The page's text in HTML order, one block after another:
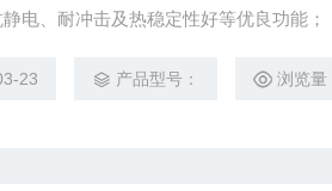
电、耐冲击及热稳定性好等优良功能
了牢靠的强度，按钮的功用能够两单元
23 产品型号： 浏览量